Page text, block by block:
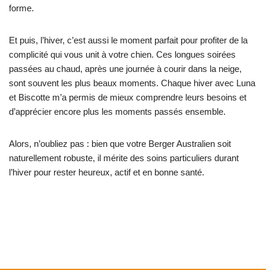
forme.
Et puis, l’hiver, c’est aussi le moment parfait pour profiter de la
complicité qui vous unit à votre chien. Ces longues soirées
passées au chaud, après une journée à courir dans la neige,
sont souvent les plus beaux moments. Chaque hiver avec Luna
et Biscotte m’a permis de mieux comprendre leurs besoins et
d’apprécier encore plus les moments passés ensemble.
Alors, n’oubliez pas : bien que votre Berger Australien soit
naturellement robuste, il mérite des soins particuliers durant
l’hiver pour rester heureux, actif et en bonne santé.